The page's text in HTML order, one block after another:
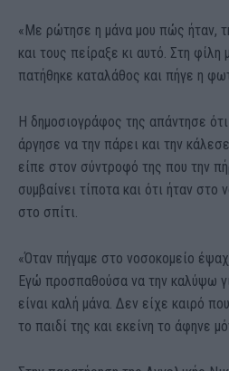
«Με ρώτησε η μάνα μου πώς ήταν,
και τους πείραξε κι αυτό. Στη φίλη
πατήθηκε καταλάθος και πήγε η
Η δημοσιογράφος της απάντησε
άργησε να την πάρει και την
είπε στον σύντροφό της που την
συμβαίνει τίποτα και ότι ήταν
στο σπίτι.
«Όταν πήγαμε στο νοσοκομείο
Εγώ προσπαθούσα να την καλύψω
είναι καλή μάνα. Δεν είχε καιρό
το παιδί της και εκείνη το άφηνε